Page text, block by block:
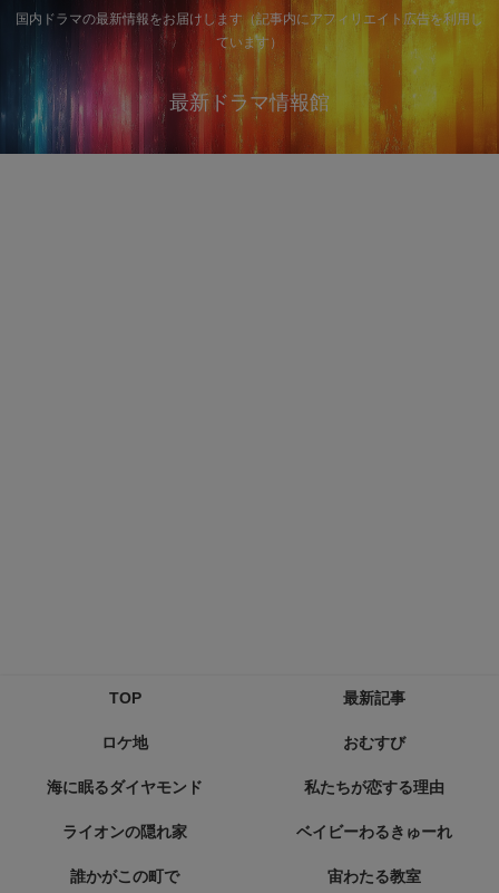
国内ドラマの最新情報をお届けします（記事内にアフィリエイト広告を利用し
ています）
最新ドラマ情報館
TOP 最新記事
ロケ地 おむすび
海に眠るダイヤモンド 私たちが恋する理由
ライオンの隠れ家 ベイビーわるきゅーれ
誰かがこの町で 宙わたる教室